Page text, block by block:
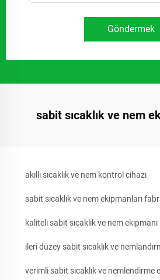
Göndermek
sabit sıcaklık ve nem
akıllı sıcaklık ve nem kontrol cihazı
sabit sıcaklık ve nem ekipmanları
kaliteli sabit sıcaklık ve nem ekipmanı
ileri düzey sabit sıcaklık ve
verimli sabit sıcaklık ve nemlendirme